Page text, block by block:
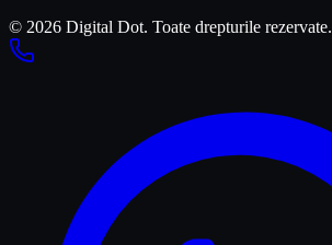
© 2026 Digital Dot. Toate drepturile rezervate.